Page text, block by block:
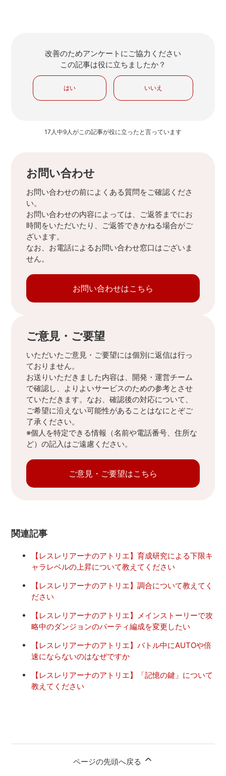
改善のためアンケートにご協力ください
この記事は役に立ちましたか？
はい いいえ
17人中9人がこの記事が役に立ったと言っています
お問い合わせ
お問い合わせの前によくある質問をご確認くださ
い。
お問い合わせの内容によっては、ご返答までにお
時間をいただいたり、ご返答できかねる場合がご
ざいます。
なお、お電話によるお問い合わせ窓口はございま
せん。
お問い合わせはこちら
ご意見・ご要望
いただいたご意見・ご要望には個別に返信は行っ
ておりません。
お送りいただきました内容は、開発・運営チーム
で確認し、よりよいサービスのための参考とさせ
ていただきます。なお、確認後の対応について、
ご希望に沿えない可能性があることはなにとぞご
了承ください。
※個人を特定できる情報（名前や電話番号、住所な
ど）の記入はご遠慮ください。
ご意見・ご要望はこちら
関連記事
【レスレリアーナのアトリエ】育成研究による下限キ
ャラレベルの上昇について教えてください
【レスレリアーナのアトリエ】調合について教えてく
ださい
【レスレリアーナのアトリエ】メインストーリーで攻
略中のダンジョンのパーティ編成を変更したい
【レスレリアーナのアトリエ】バトル中にAUTOや倍
速にならないのはなぜですか
【レスレリアーナのアトリエ】「記憶の鍵」について
教えてください
ページの先頭へ戻る